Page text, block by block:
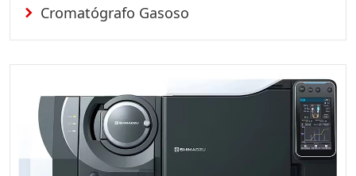
Cromatógrafo Gasoso